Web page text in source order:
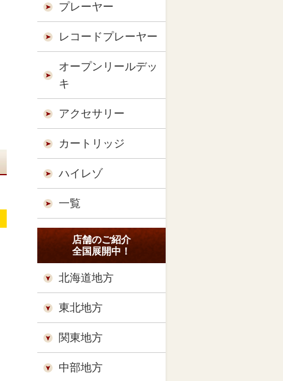
プレーヤー
レコードプレーヤー
オープンリールデッ
キ
アクセサリー
カートリッジ
ハイレゾ
一覧
店舗のご紹介
全国展開中！
北海道地方
東北地方
関東地方
中部地方